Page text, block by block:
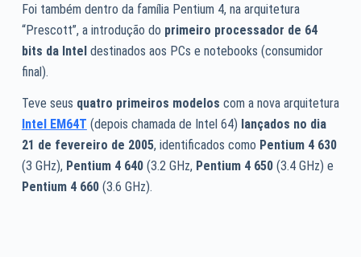
Foi também dentro da família Pentium 4, na arquitetura
“Prescott”, a introdução do primeiro processador de 64
bits da Inteldestinados aos PCs e notebooks (consumidor
final).
Teve seus quatro primeiros modelos com a nova arquitetura
Intel EM64T (depois chamada de Intel 64) lançados no dia
21 de fevereiro de 2005, identificados como Pentium 4 630
(3 GHz), Pentium 4 640(3.2 GHz, Pentium 4 650(3.4 GHz) e
Pentium 4 660(3.6 GHz).